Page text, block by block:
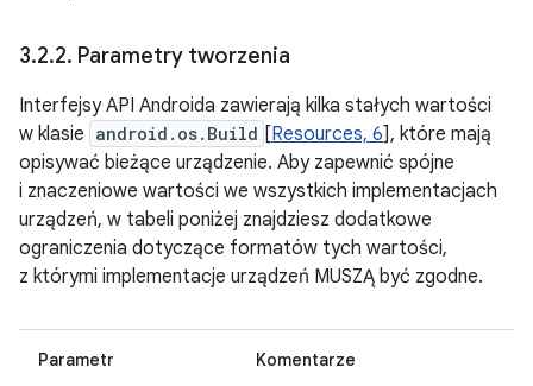
3.2.2. Parametry tworzenia
Interfejsy API Androida zawierają kilka stałych wartości
w klasie android.os.Build [Resources, 6], które mają
opisywać bieżące urządzenie. Aby zapewnić spójne
i znaczeniowe wartości we wszystkich implementacjach
urządzeń, w tabeli poniżej znajdziesz dodatkowe
ograniczenia dotyczące formatów tych wartości,
z którymi implementacje urządzeń MUSZĄ być zgodne.
Parametr Komentarze